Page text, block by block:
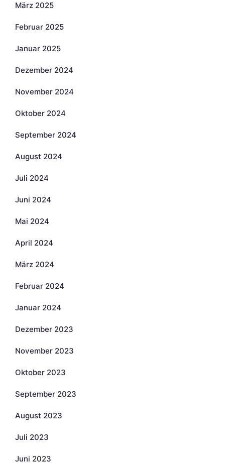
März 2025
Februar 2025
Januar 2025
Dezember 2024
November 2024
Oktober 2024
September 2024
August 2024
Juli 2024
Juni 2024
Mai 2024
April 2024
März 2024
Februar 2024
Januar 2024
Dezember 2023
November 2023
Oktober 2023
September 2023
August 2023
Juli 2023
Juni 2023